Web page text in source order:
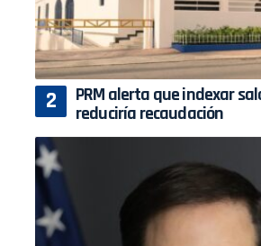
PRM alerta que indexar
reduciría recaudación